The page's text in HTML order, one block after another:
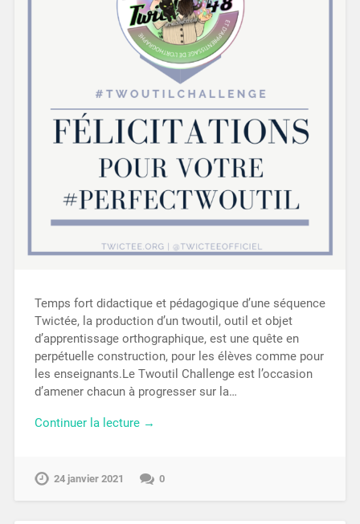
Temps fort didactique et pédagogique d’une séquence
Twictée, la production d’un twoutil, outil et objet
d’apprentissage orthographique, est une quête en
perpétuelle construction, pour les élèves comme pour
les enseignants.Le Twoutil Challenge est l’occasion
d’amener chacun à progresser sur la…
Continuer la lecture →
24 janvier 2021 0